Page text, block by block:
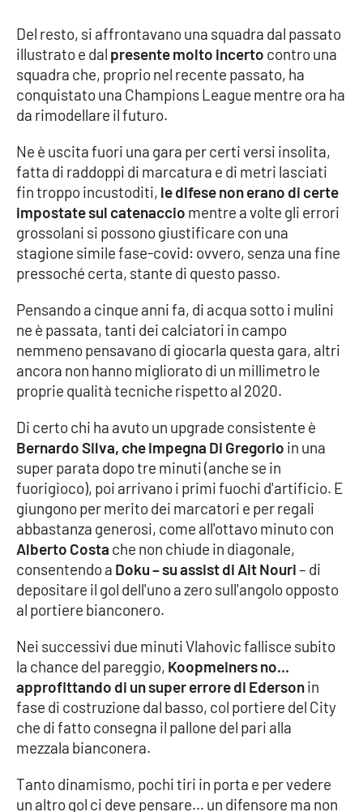
Good Morning Vietnam
Parchi Marini Calabria
Leggendo Alvaro insieme
Imprese Di Calabria
Le perfidie di Antonella Grippo
Venti di comunicazione
STREAMING
LaC Network
LaC OnAir
EDIZIONI
LOCALI
Catanzaro
Crotone
Reggio Calabria
Cosenza
Lamezia Terme
Del resto, si affrontavano una squadra dal passato
illustrato e dal presente molto incerto contro una
squadra che, proprio nel recente passato, ha
conquistato una Champions League mentre ora ha
da rimodellare il futuro.
Ne è uscita fuori una gara per certi versi insolita,
fatta di raddoppi di marcatura e di metri lasciati
fin troppo incustoditi, le difese non erano di certe
impostate sul catenaccio mentre a volte gli errori
grossolani si possono giustificare con una
stagione simile fase-covid: ovvero, senza una fine
pressoché certa, stante di questo passo.
Pensando a cinque anni fa, di acqua sotto i mulini
ne è passata, tanti dei calciatori in campo
nemmeno pensavano di giocarla questa gara, altri
ancora non hanno migliorato di un millimetro le
proprie qualità tecniche rispetto al 2020.
Di certo chi ha avuto un upgrade consistente è
Bernardo Silva, che impegna Di Gregorio in una
super parata dopo tre minuti (anche se in
fuorigioco), poi arrivano i primi fuochi d'artificio. E
giungono per merito dei marcatori e per regali
abbastanza generosi, come all'ottavo minuto con
Alberto Costa che non chiude in diagonale,
consentendo a Doku – su assist di Ait Nouri– di
depositare il gol dell'uno a zero sull'angolo opposto
al portiere bianconero.
Nei successivi due minuti Vlahovic fallisce subito
la chance del pareggio, Koopmeiners no...
approfittando di un super errore di Edersonin
fase di costruzione dal basso, col portiere del City
che di fatto consegna il pallone del pari alla
mezzala bianconera.
Tanto dinamismo, pochi tiri in porta e per vedere
un altro gol ci deve pensare… un difensore ma non